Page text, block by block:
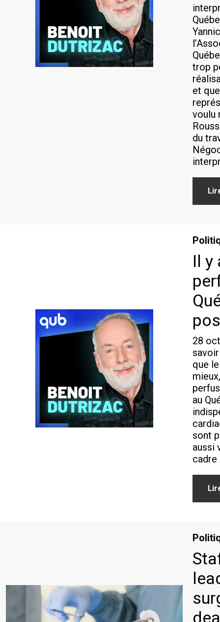
trop
et
voulu
du
Il y
28
que
au
sont
aussi